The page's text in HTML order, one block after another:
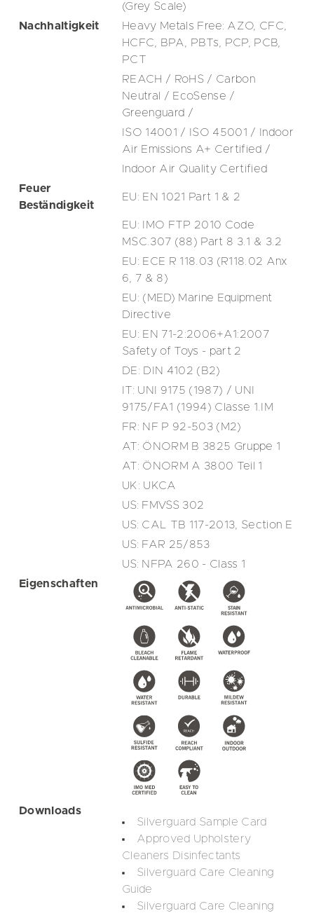
(Grey Scale)
Nachhaltigkeit
Heavy Metals Free: AZO, CFC,
HCFC, BPA, PBTs, PCP, PCB,
PCT
REACH / RoHS / Carbon
Neutral / EcoSense /
Greenguard /
ISO 14001 / ISO 45001 / Indoor
Air Emissions A+ Certified /
Indoor Air Quality Certified
Feuer
Beständigkeit
EU: EN 1021 Part 1 & 2
EU: IMO FTP 2010 Code
MSC.307 (88) Part 8 3.1 & 3.2
EU: ECE R 118.03 (R118.02 Anx
6, 7 & 8)
EU: (MED) Marine Equipment
Directive
EU: EN 71-2:2006+A1:2007
Safety of Toys - part 2
DE: DIN 4102 (B2)
IT: UNI 9175 (1987) / UNI
9175/FA1 (1994) Classe 1.IM
FR: NF P 92-503 (M2)
AT: ÖNORM B 3825 Gruppe 1
AT: ÖNORM A 3800 Teil 1
UK: UKCA
US: FMVSS 302
US: CAL TB 117-2013, Section E
US: FAR 25/853
US: NFPA 260 - Class 1
Eigenschaften
Downloads
Silverguard Sample Card
Approved Upholstery
Cleaners Disinfectants
Silverguard Care Cleaning
Guide
Silverguard Care Cleaning